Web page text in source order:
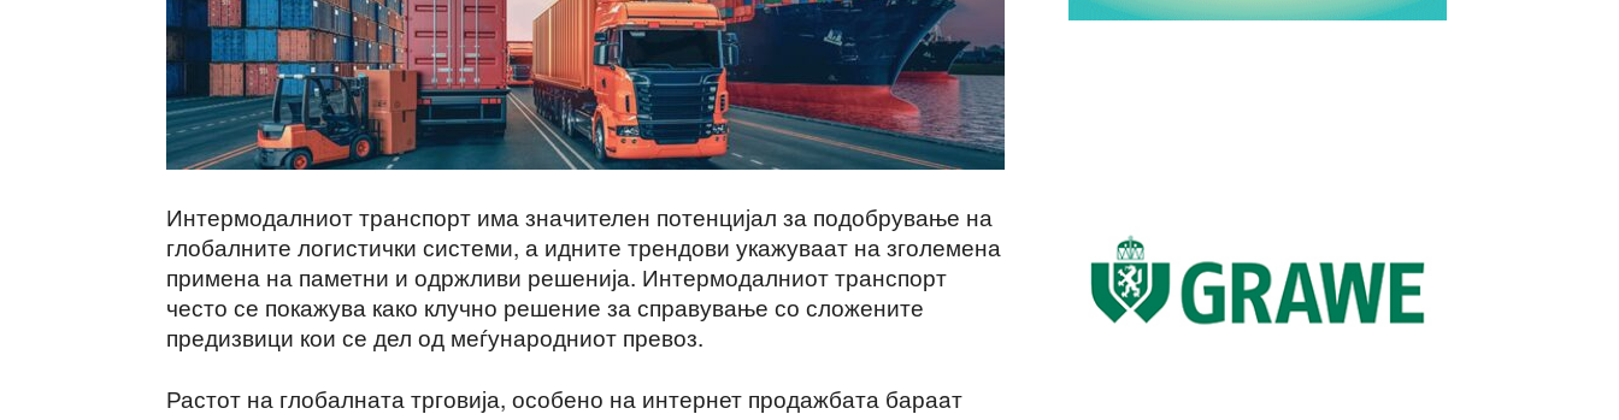
Интермодалниот транспорт има значителен потенцијал за подобрување на
глобалните логистички системи, а идните трендови укажуваат на зголемена
примена на паметни и одржливи решенија. Интермодалниот транспорт
често се покажува како клучно решение за справување со сложените
предизвици кои се дел од меѓународниот превоз.
Растот на глобалната трговија, особено на интернет продажбата бараaт